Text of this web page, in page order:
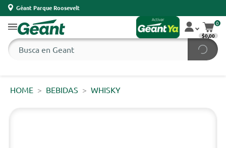
Géant Parque Roosevelt
0
$0,00
HOME BEBIDAS WHISKY